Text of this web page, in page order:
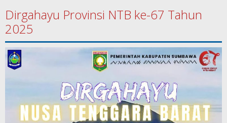
Dirgahayu Provinsi NTB ke-67 Tahun
2025